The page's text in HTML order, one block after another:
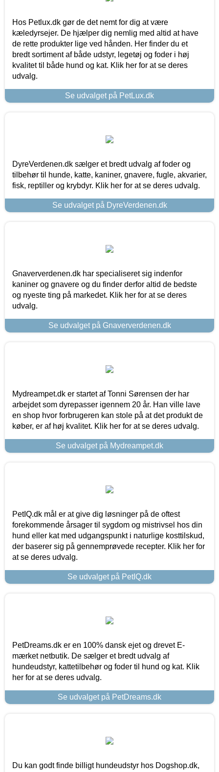
Hos Petlux.dk gør de det nemt for dig at være
kæledyrsejer. De hjælper dig nemlig med altid at have
de rette produkter lige ved hånden. Her finder du et
bredt sortiment af både udstyr, legetøj og foder i høj
kvalitet til både hund og kat. Klik her for at se deres
udvalg.
Se udvalget på PetLux.dk
DyreVerdenen.dk sælger et bredt udvalg af foder og
tilbehør til hunde, katte, kaniner, gnavere, fugle, akvarier,
fisk, reptiller og krybdyr. Klik her for at se deres udvalg.
Se udvalget på DyreVerdenen.dk
Gnaververdenen.dk har specialiseret sig indenfor
kaniner og gnavere og du finder derfor altid de bedste
og nyeste ting på markedet. Klik her for at se deres
udvalg.
Se udvalget på Gnaververdenen.dk
Mydreampet.dk er startet af Tonni Sørensen der har
arbejdet som dyrepasser igennem 20 år. Han ville lave
en shop hvor forbrugeren kan stole på at det produkt de
køber, er af høj kvalitet. Klik her for at se deres udvalg.
Se udvalget på Mydreampet.dk
PetIQ.dk mål er at give dig løsninger på de oftest
forekommende årsager til sygdom og mistrivsel hos din
hund eller kat med udgangspunkt i naturlige kosttilskud,
der baserer sig på gennemprøvede recepter. Klik her for
at se deres udvalg.
Se udvalget på PetIQ.dk
PetDreams.dk er en 100% dansk ejet og drevet E-
mærket netbutik. De sælger et bredt udvalg af
hundeudstyr, kattetilbehør og foder til hund og kat. Klik
her for at se deres udvalg.
Se udvalget på PetDreams.dk
Du kan godt finde billigt hundeudstyr hos Dogshop.dk,